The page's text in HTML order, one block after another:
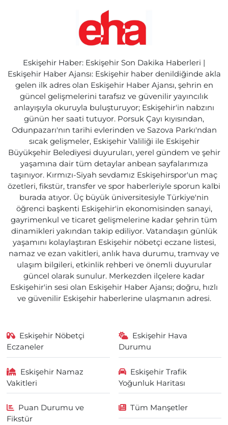
Eskişehir Haber: Eskişehir Son Dakika Haberleri |
Eskişehir Haber Ajansı: Eskişehir haber denildiğinde akla
gelen ilk adres olan Eskişehir Haber Ajansı, şehrin en
güncel gelişmelerini tarafsız ve güvenilir yayıncılık
anlayışıyla okuruyla buluşturuyor; Eskişehir'in nabzını
günün her saati tutuyor. Porsuk Çayı kıyısından,
Odunpazarı'nın tarihi evlerinden ve Sazova Parkı'ndan
sıcak gelişmeler, Eskişehir Valiliği ile Eskişehir
Büyükşehir Belediyesi duyuruları, yerel gündem ve şehir
yaşamına dair tüm detaylar anbean sayfalarımıza
taşınıyor. Kırmızı-Siyah sevdamız Eskişehirspor'un maç
özetleri, fikstür, transfer ve spor haberleriyle sporun kalbi
burada atıyor. Üç büyük üniversitesiyle Türkiye'nin
öğrenci başkenti Eskişehir'in ekonomisinden sanayi,
gayrimenkul ve ticaret gelişmelerine kadar şehrin tüm
dinamikleri yakından takip ediliyor. Vatandaşın günlük
yaşamını kolaylaştıran Eskişehir nöbetçi eczane listesi,
namaz ve ezan vakitleri, anlık hava durumu, tramvay ve
ulaşım bilgileri, etkinlik rehberi ve önemli duyurular
güncel olarak sunulur. Merkezden ilçelere kadar
Eskişehir'in sesi olan Eskişehir Haber Ajansı; doğru, hızlı
ve güvenilir Eskişehir haberlerine ulaşmanın adresi.
Eskişehir Nöbetçi
Eczaneler
Eskişehir Hava
Durumu
Eskişehir Namaz
Vakitleri
Eskişehir Trafik
Yoğunluk Haritası
Puan Durumu ve
Fikstür
Tüm Manşetler